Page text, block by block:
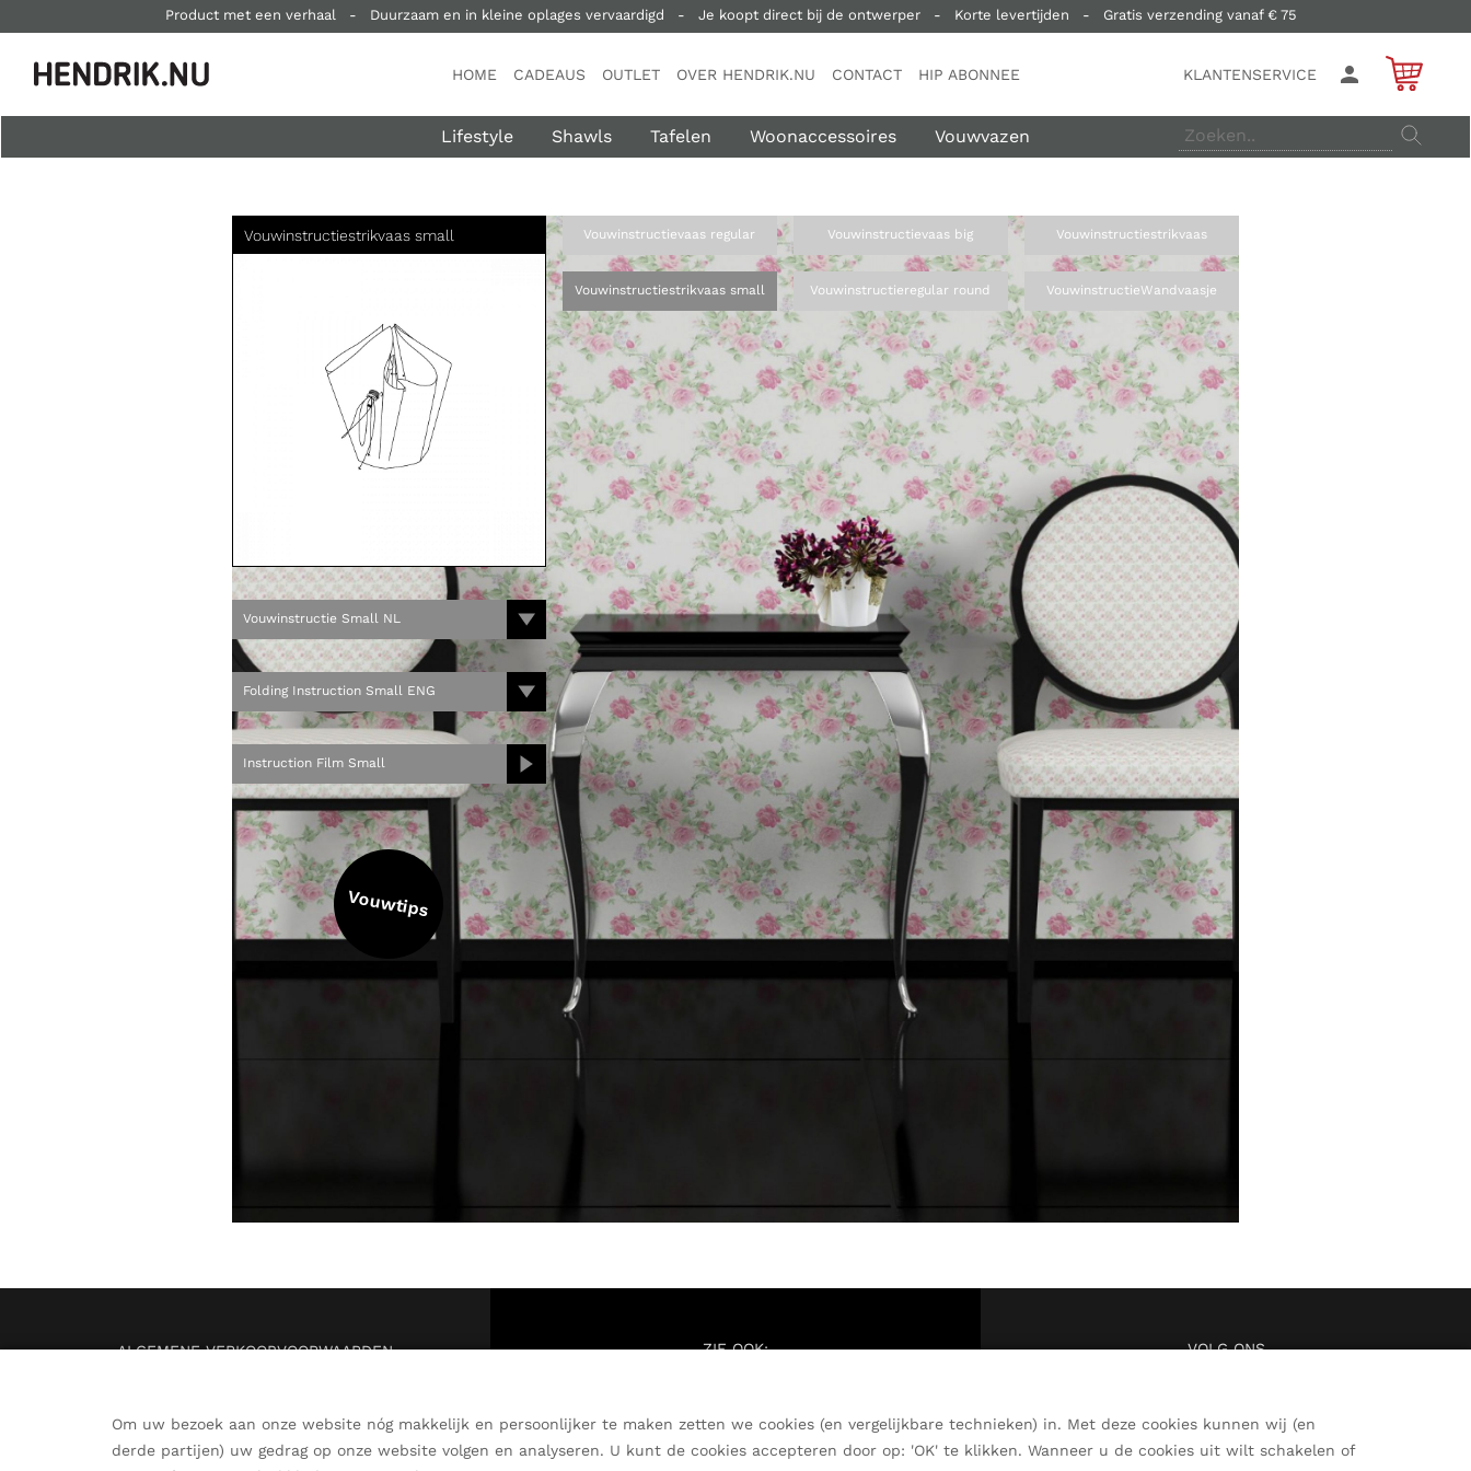
Product met een verhaal - Duurzaam en in kleine oplages vervaardigd - Je koopt direct bij de ontwerper - Korte levertijden   -   Gratis verzending vanaf € 75
HOME CADEAUS OUTLET OVER HENDRIK.NU CONTACT HIP ABONNEE
Lifestyle Shawls Tafelen Woonaccessoires Vouwvazen
KLANTENSERVICE
Vouwinstructiestrikvaas small
Vouwinstructie Small NL
Folding Instruction Small ENG
Instruction Film Small
Vouwtips
Vouwinstructievaas regular Vouwinstructievaas big Vouwinstructiestrikvaas
Vouwinstructiestrikvaas small Vouwinstructieregular round VouwinstructieWandvaasje
ALGEMENE VERKOOPVOORWAARDEN
LEVERING EN RETOUR
VEELGESTELDE VRAGEN
ZIE OOK:
Inschrijven nieuwsbrief
VOLG ONS
BEL ONS
Om uw bezoek aan onze website nóg makkelijk en persoonlijker te maken zetten we cookies (en vergelijkbare technieken) in. Met deze cookies kunnen wij (en
derde partijen) uw gedrag op onze website volgen en analyseren. U kunt de cookies accepteren door op: 'OK' te klikken. Wanneer u de cookies uit wilt schakelen of